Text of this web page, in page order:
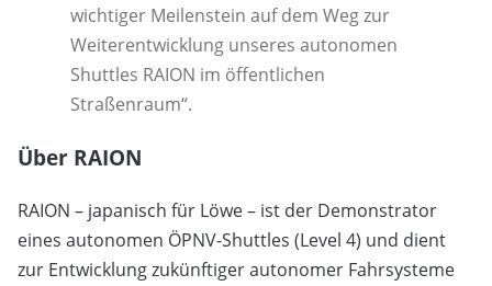
wichtiger Meilenstein auf dem Weg zur
Weiterentwicklung unseres autonomen
Shuttles RAION im öffentlichen
Straßenraum“.
Über RAION
RAION – japanisch für Löwe – ist der Demonstrator
eines autonomen ÖPNV-Shuttles (Level 4) und dient
zur Entwicklung zukünftiger autonomer Fahrsysteme